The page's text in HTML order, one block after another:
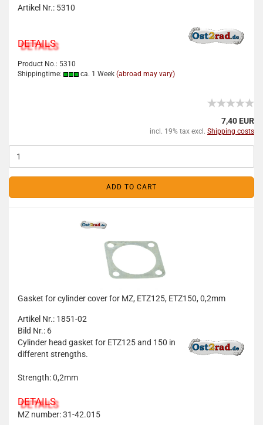
Artikel Nr.: 5310
DETAILS
Product No.: 5310
Shippingtime:
ca. 1 Week (abroad may vary)
7,40 EUR
incl. 19% tax excl. Shipping costs
ADD TO CART
Gasket for cylinder cover for MZ, ETZ125, ETZ150, 0,2mm
Artikel Nr.: 1851-02
Bild Nr.: 6
Cylinder head gasket for ETZ125 and 150 in
different strengths.
Strength: 0,2mm
DETAILS
MZ number: 31-42.015